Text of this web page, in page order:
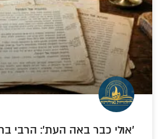
'אולי כבר באה העת': הרבי